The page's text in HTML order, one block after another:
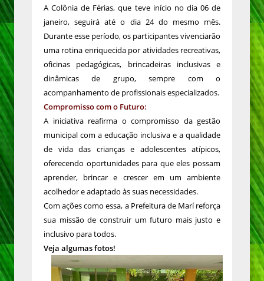
A Colônia de Férias, que teve início no dia 06 de
janeiro, seguirá até o dia 24 do mesmo mês.
Durante esse período, os participantes vivenciarão
uma rotina enriquecida por atividades recreativas,
oficinas pedagógicas, brincadeiras inclusivas e
dinâmicas de grupo, sempre com o
acompanhamento de profissionais especializados.
Compromisso com o Futuro:
A iniciativa reafirma o compromisso da gestão
municipal com a educação inclusiva e a qualidade
de vida das crianças e adolescentes atípicos,
oferecendo oportunidades para que eles possam
aprender, brincar e crescer em um ambiente
acolhedor e adaptado às suas necessidades.
Com ações como essa, a Prefeitura de Marí reforça
sua missão de construir um futuro mais justo e
inclusivo para todos.
Veja algumas fotos!